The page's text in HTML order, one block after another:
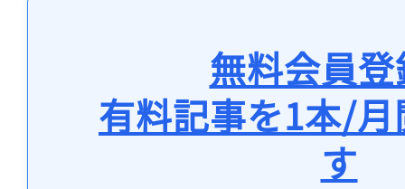
無料会員
有料記事を1本/
す